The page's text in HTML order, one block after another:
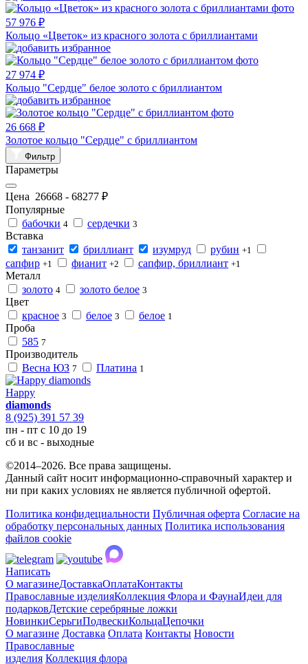
57 976 ₽
Кольцо «Цветок» из красного золота с бриллиантами
27 974 ₽
Кольцо "Сердце" белое золото с бриллиантом
26 668 ₽
Золотое кольцо "Сердце" с бриллиантом
Фильтр
Параметры
Цена 26668 - 68277 ₽
Популярные
бабочки 4 сердечки 3
Вставка
танзанит
бриллиант изумруд рубин +1
сапфир +1 фианит +2 сапфир, бриллиант +1
Металл
золото 4 золото белое 3
Цвет
красное 3 белое 3 белое 1
Проба
585 7
Производитель
Весна ЮЗ 7 Платина 1
Happy
diamonds
8 (925) 391 57 39
пн - пт с 10 до 19
сб и вс - выходные
©2014–2026. Все права защищены.
Данный сайт носит информационно-справочный характер и
ни при каких условиях не является публичной офертой.
Политика конфидециальности Публичная оферта Согласие на
обработку персональных данных Политика использования
файлов cookie
Написать
О магазинеДоставкаОплатаКонтакты
Православные изделияКоллекция Флора и ФаунаИдеи для
подарковДетские серебряные ложки
НовинкиСерьгиПодвескиКольцаЦепочки
О магазине Доставка Оплата Контакты Новости
Православные
изделия Коллекция флора